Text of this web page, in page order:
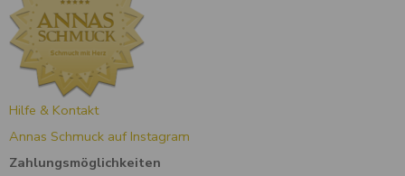
Hilfe & Kontakt
Annas Schmuck auf Instagram
Zahlungsmöglichkeiten